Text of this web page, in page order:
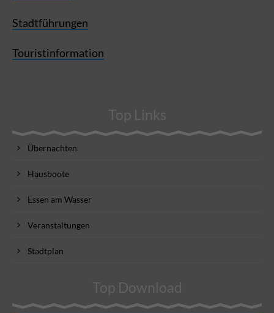
Stadtführungen
Touristinformation
Top Links
Übernachten
Hausboote
Essen am Wasser
Veranstaltungen
Stadtplan
Top Download